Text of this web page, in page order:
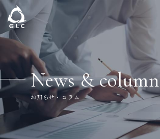
News & column
お知らせ・コラム